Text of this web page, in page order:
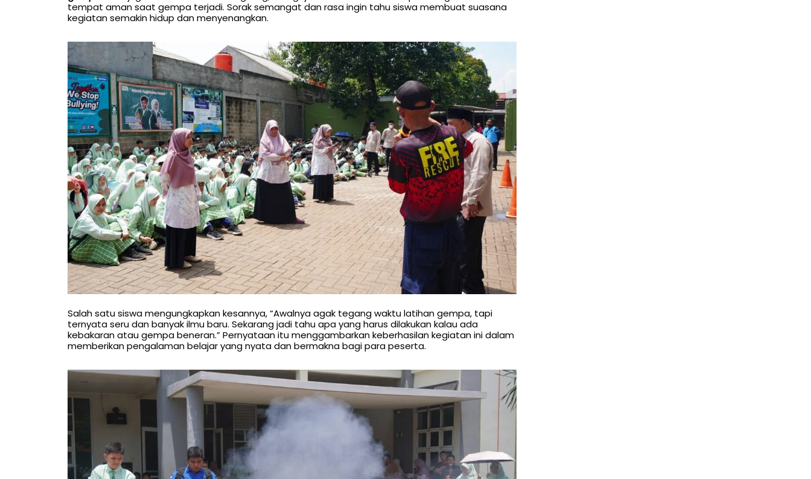
tempat aman saat gempa terjadi. Sorak semangat dan rasa ingin tahu siswa membuat suasana
kegiatan semakin hidup dan menyenangkan.
Salah satu siswa mengungkapkan kesannya, “Awalnya agak tegang waktu latihan gempa, tapi
ternyata seru dan banyak ilmu baru. Sekarang jadi tahu apa yang harus dilakukan kalau ada
kebakaran atau gempa beneran.” Pernyataan itu menggambarkan keberhasilan kegiatan ini dalam
memberikan pengalaman belajar yang nyata dan bermakna bagi para peserta.